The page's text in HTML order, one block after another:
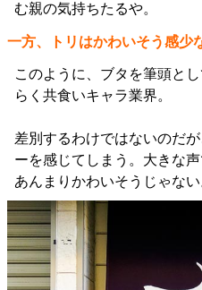
む親の気持ちたるや。
一方、トリはかわいそう感少
このように、ブタを筆頭と
らく共食いキャラ業界。
差別するわけではないのだ
ーを感じてしまう。大きな
あんまりかわいそうじゃない